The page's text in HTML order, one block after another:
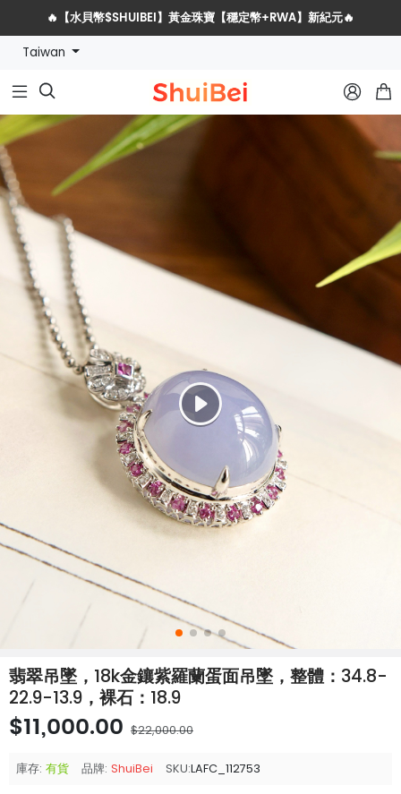
🔥【水貝幣$SHUIBEI】黃金珠寶【穩定幣+RWA】新紀元🔥
Taiwan
  
翡翠吊墜，18k金鑲紫羅蘭蛋面吊墜，整體：34.8-
22.9-13.9，裸石：18.9
$11,000.00 $22,000.00
庫存: 有貨 品牌: ShuiBei SKU:LAFC_112753